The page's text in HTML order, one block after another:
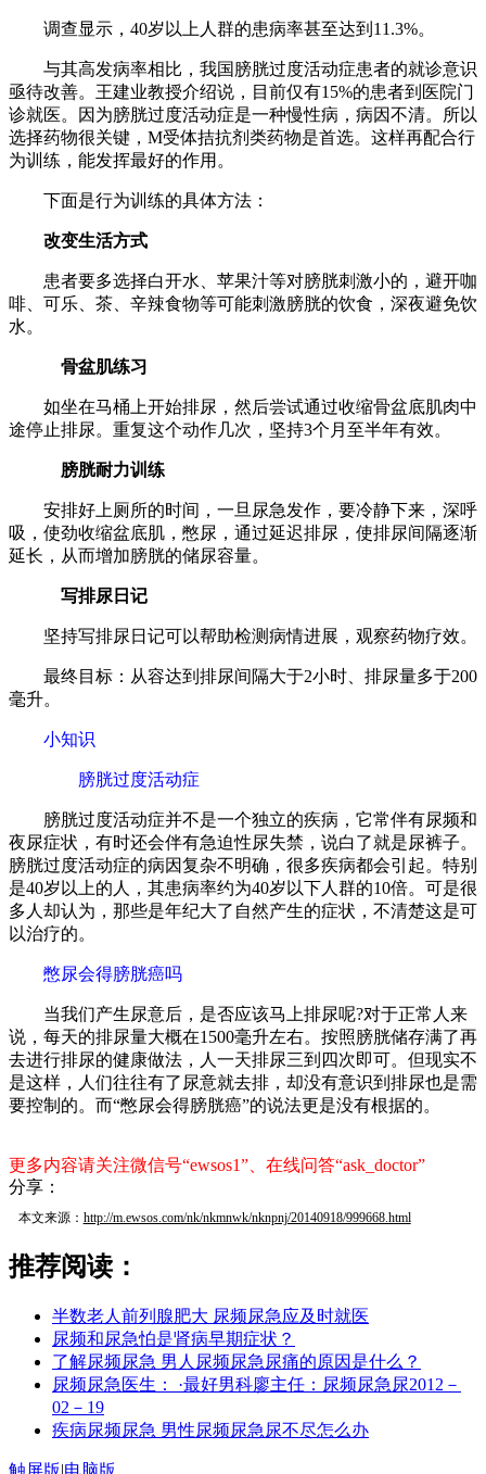
调查显示，40岁以上人群的患病率甚至达到11.3%。
与其高发病率相比，我国膀胱过度活动症患者的就诊意识
亟待改善。王建业教授介绍说，目前仅有15%的患者到医院门
诊就医。因为膀胱过度活动症是一种慢性病，病因不清。所以
选择药物很关键，M受体拮抗剂类药物是首选。这样再配合行
为训练，能发挥最好的作用。
下面是行为训练的具体方法：
改变生活方式
患者要多选择白开水、苹果汁等对膀胱刺激小的，避开咖
啡、可乐、茶、辛辣食物等可能刺激膀胱的饮食，深夜避免饮
水。
骨盆肌练习
如坐在马桶上开始排尿，然后尝试通过收缩骨盆底肌肉中
途停止排尿。重复这个动作几次，坚持3个月至半年有效。
膀胱耐力训练
安排好上厕所的时间，一旦尿急发作，要冷静下来，深呼
吸，使劲收缩盆底肌，憋尿，通过延迟排尿，使排尿间隔逐渐
延长，从而增加膀胱的储尿容量。
写排尿日记
坚持写排尿日记可以帮助检测病情进展，观察药物疗效。
最终目标：从容达到排尿间隔大于2小时、排尿量多于200
毫升。
小知识
膀胱过度活动症
膀胱过度活动症并不是一个独立的疾病，它常伴有尿频和
夜尿症状，有时还会伴有急迫性尿失禁，说白了就是尿裤子。
膀胱过度活动症的病因复杂不明确，很多疾病都会引起。特别
是40岁以上的人，其患病率约为40岁以下人群的10倍。可是很
多人却认为，那些是年纪大了自然产生的症状，不清楚这是可
以治疗的。
憋尿会得膀胱癌吗
当我们产生尿意后，是否应该马上排尿呢?对于正常人来
说，每天的排尿量大概在1500毫升左右。按照膀胱储存满了再
去进行排尿的健康做法，人一天排尿三到四次即可。但现实不
是这样，人们往往有了尿意就去排，却没有意识到排尿也是需
要控制的。而“憋尿会得膀胱癌”的说法更是没有根据的。
更多内容请关注微信号“ewsos1”、在线问答“ask_doctor”
分享：
本文来源： http://m.ewsos.com/nk/nkmnwk/nknpnj/20140918/999668.html
推荐阅读：
半数老人前列腺肥大 尿频尿急应及时就医
尿频和尿急怕是肾病早期症状？
了解尿频尿急 男人尿频尿急尿痛的原因是什么？
尿频尿急医生： ·最好男科廖主任：尿频尿急尿2012－
02－19
疾病尿频尿急 男性尿频尿急尿不尽怎么办
触屏版|电脑版